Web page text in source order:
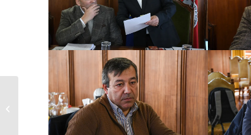
Inscrições abertas
para a Caminhada da
Amendoeira em Flor